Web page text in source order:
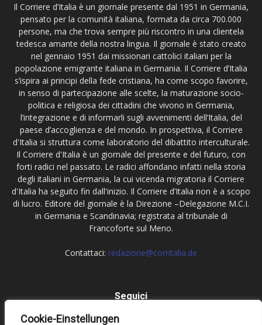
Cookie-Einstellungen
Il Corriere d’Italia è un giornale presente dal 1951 in Germania,
pensato per la comunità italiana, formata da circa 700.000
persone, ma che trova sempre più riscontro in una clientela
tedesca amante della nostra lingua. Il giornale è stato creato
nel gennaio 1951 dai missionari cattolici italiani per la
popolazione emigrante italiana in Germania. Il Corriere d’Italia
s’ispira ai principi della fede cristiana, ha come scopo favorire,
in senso di partecipazione alle scelte, la maturazione socio-
politica e religiosa dei cittadini che vivono in Germania,
l’integrazione e di informarli sugli avvenimenti dell’Italia, del
paese d’accoglienza e del mondo. In prospettiva, il Corriere
d'Italia si struttura come laboratorio del dibattito interculturale.
Il Corriere d'Italia è un giornale del presente e del futuro, con
forti radici nel passato. Le radici affondano infatti nella storia
degli italiani in Germania, la cui vicenda migratoria il Corriere
d'Italia ha seguito fin dall'inizio. Il Corriere d’Italia non è a scopo
di lucro. Editore del giornale è la Direzione –Delegazione M.C.I.
in Germania e Scandinavia; registrata al tribunale di
Francoforte sul Meno.
Contattaci: redazione@corritalia.de
Seguici